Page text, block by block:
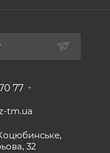
77
tm.ua
32